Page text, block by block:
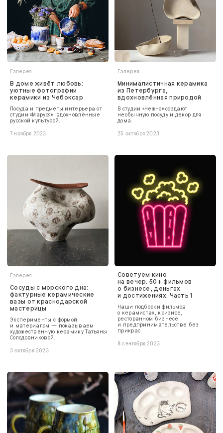
Галерея
В доме живёт любовь:
уютные фотографии
керамики из Чебоксар
Посуда и предметы интерьера от
студии «Маруся», вдохновлённые
русской культурой.
7 ноября 2023
Галерея
Минималистичная керамика
из Петербурга,
вдохновлённая природой
В студии «Нежно» создают
необычную посуду и декор для
дома.
25 октября 2023
Галерея
Сосуды с морского дна:
фактурные керамические
вазы от краснодарской
мастерицы
Эксперименты с формой
и материалом — показываем
художественную керамику Татьяны
Солодовниковой.
3 октября 2023
Советуем кино
на вечер. 50+ фильмов
о бизнесе, деньгах
и достижениях. Часть 1
Наши подборки фильмов
о керамистах, кризисе,
ресторанном бизнесе
и предпринимательстве без
прикрас.
8 сентября 2023